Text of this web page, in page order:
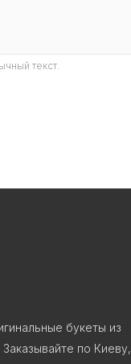
текст.
букеты из
по Киеву,